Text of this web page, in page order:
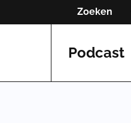
Zoeken
Podcast